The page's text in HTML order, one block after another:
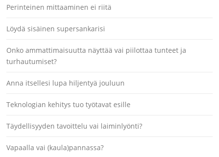
Perinteinen mittaaminen ei riitä
Löydä sisäinen supersankarisi
Onko ammattimaisuutta näyttää vai piilottaa tunteet ja
turhautumiset?
Anna itsellesi lupa hiljentyä jouluun
Teknologian kehitys tuo työtavat esille
Täydellisyyden tavoittelu vai laiminlyönti?
Vapaalla vai (kaula)pannassa?